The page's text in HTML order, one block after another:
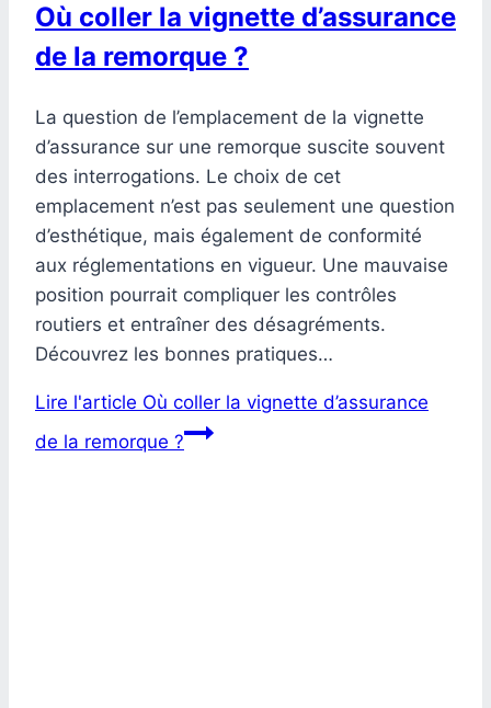
Où coller la vignette d’assurance
de la remorque ?
La question de l’emplacement de la vignette
d’assurance sur une remorque suscite souvent
des interrogations. Le choix de cet
emplacement n’est pas seulement une question
d’esthétique, mais également de conformité
aux réglementations en vigueur. Une mauvaise
position pourrait compliquer les contrôles
routiers et entraîner des désagréments.
Découvrez les bonnes pratiques…
Lire l'article Où coller la vignette d’assurance
de la remorque ?